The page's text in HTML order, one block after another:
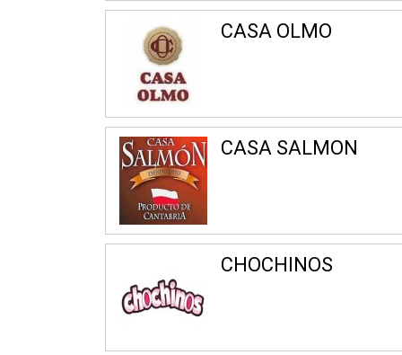
CASA OLMO
CASA SALMON
CHOCHINOS